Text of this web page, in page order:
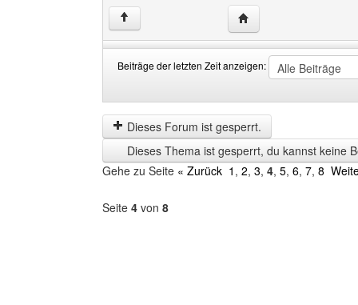
↑ Website dieses
Beiträge der letzten Zeit anzeigen:
der
letzten
Zeit
anzeigen
by
Dieses Forum ist gesperrt.
Dieses Thema ist gesperrt, du kannst keine
Gehe zu Seite « Zurück 1 , 2, 3, 4, 5, 6, 7, 8
Seite 4 von 8